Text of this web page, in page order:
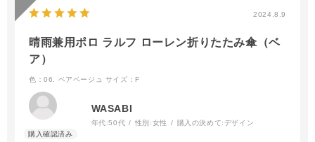
2024.8.9
晴雨兼用ポロ ラルフ ローレン折りたたみ傘（ベ
ア）
色：06. ベアベージュ サイズ：F
WASABI
年代:50代 性別:女性 購入の決めて: デザイン